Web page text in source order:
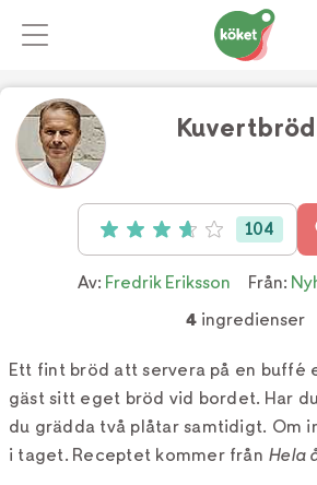
Kuvertbröd
Betyg: 3.7 av 5 (104 röster)
104
Av: Fredrik Eriksson Från:
4ingredienser
Ett fint bröd att servera på en buffé
gäst sitt eget bröd vid bordet. Har
du grädda två plåtar samtidigt. Om
i taget. Receptet kommer från Hela